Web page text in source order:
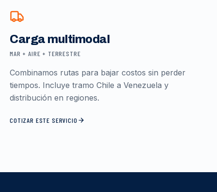
Carga multimodal
MAR + AIRE + TERRESTRE
Combinamos rutas para bajar costos sin perder
tiempos. Incluye tramo Chile a Venezuela y
distribución en regiones.
COTIZAR ESTE SERVICIO